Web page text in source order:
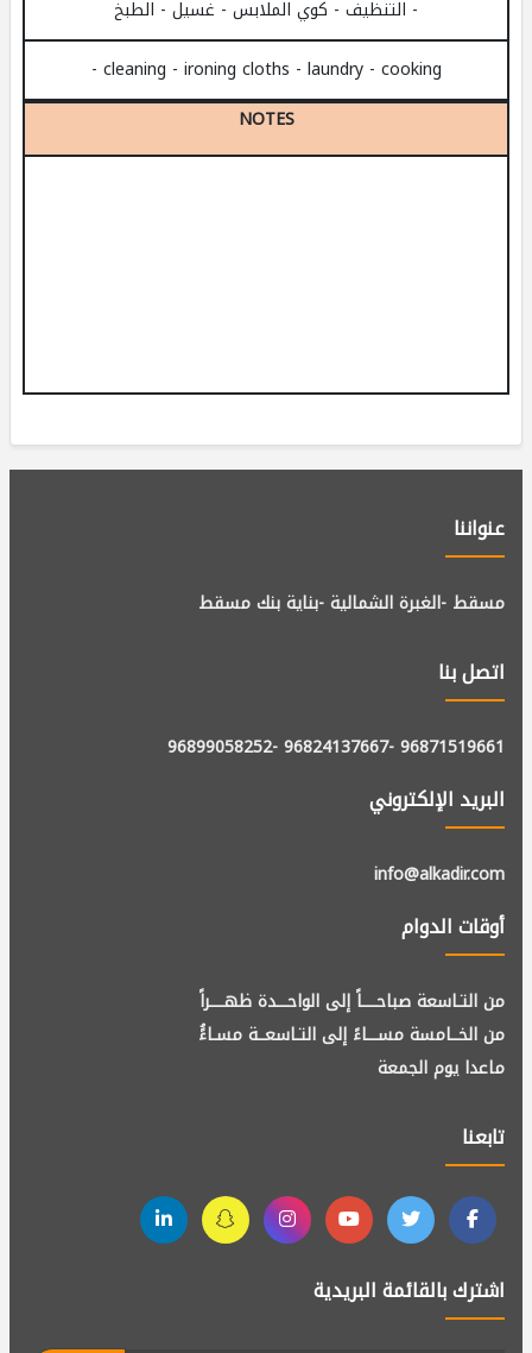
- التنظيف - كوي الملابس - غسيل - الطبخ
- cleaning - ironing cloths - laundry - cooking
NOTES
عنواننا
مسقط -الغبرة الشمالية -بناية بنك مسقط
اتصل بنا
96871519661
-96824137667
-96899058252
البريد الإلكتروني
info@alkadir.com
أوقات الدوام
من التـاسعة صباحــــاً إلى الواحـــدة ظهــــراً
من الخــامسة مســـاءً إلى التـاسعــة مسـاءًُ
ماعدا يوم الجمعة
تابعنا
اشترك بالقائمة البريدية